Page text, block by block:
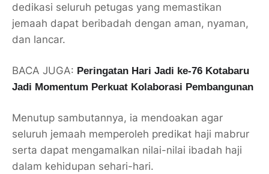
dedikasi seluruh petugas yang memastikan
jemaah dapat beribadah dengan aman, nyaman,
dan lancar.
BACA JUGA: Peringatan Hari Jadi ke-76 Kotabaru
Jadi Momentum Perkuat Kolaborasi Pembangunan
Menutup sambutannya, ia mendoakan agar
seluruh jemaah memperoleh predikat haji mabrur
serta dapat mengamalkan nilai-nilai ibadah haji
dalam kehidupan sehari-hari.